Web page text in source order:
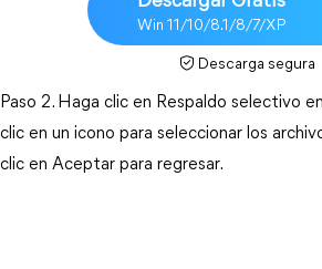
Win 11/10/8.1/8/7/XP
Descarga segura
Paso 2. Haga clic en Respaldo selectivo
clic en un icono para seleccionar los
clic en Aceptar para regresar.